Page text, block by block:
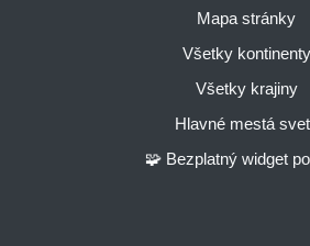
Mapa stránky
Všetky kontinenty
Všetky krajiny
Hlavné mestá
🧩 Bezplatný widget